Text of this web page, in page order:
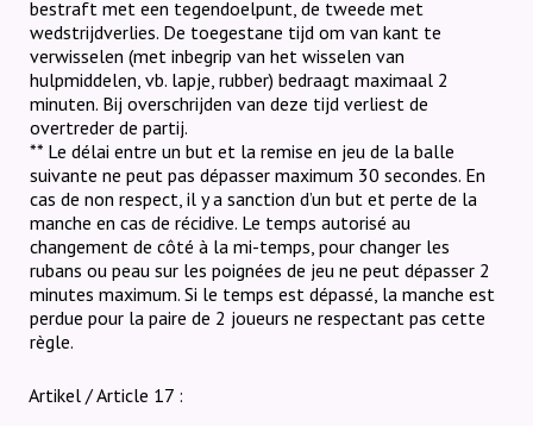
bestraft met een tegendoelpunt, de tweede met
wedstrijdverlies. De toegestane tijd om van kant te
verwisselen (met inbegrip van het wisselen van
hulpmiddelen, vb. lapje, rubber) bedraagt maximaal 2
minuten. Bij overschrijden van deze tijd verliest de
overtreder de partij.
** Le délai entre un but et la remise en jeu de la balle
suivante ne peut pas dépasser maximum 30 secondes. En
cas de non respect, il y a sanction d’un but et perte de la
manche en cas de récidive. Le temps autorisé au
changement de côté à la mi-temps, pour changer les
rubans ou peau sur les poignées de jeu ne peut dépasser 2
minutes maximum. Si le temps est dépassé, la manche est
perdue pour la paire de 2 joueurs ne respectant pas cette
règle.
Artikel / Article 17 :